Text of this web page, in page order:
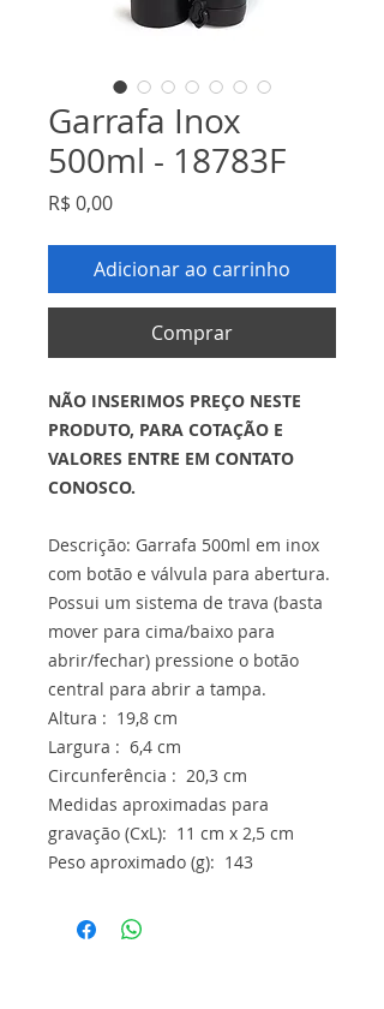
Garrafa Inox
500ml - 18783F
R$ 0,00Preço
Adicionar ao carrinho
Comprar
NÃO INSERIMOS PREÇO NESTE
PRODUTO, PARA COTAÇÃO E
VALORES ENTRE EM CONTATO
CONOSCO.
Descrição: Garrafa 500ml em inox
com botão e válvula para abertura.
Possui um sistema de trava (basta
mover para cima/baixo para
abrir/fechar) pressione o botão
central para abrir a tampa.
Altura : 19,8 cm
Largura : 6,4 cm
Circunferência : 20,3 cm
Medidas aproximadas para
gravação (CxL): 11 cm x 2,5 cm
Peso aproximado (g): 143